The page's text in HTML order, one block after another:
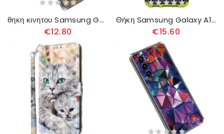
θηκη κινητου Samsung Galaxy A14 / A14 5G Ευέλικτο Panda
€12.80
Θήκη Samsung Galaxy A14 / A14 5G Δίχρωμο Δαχτυλίδι-στήριξη
€15.60